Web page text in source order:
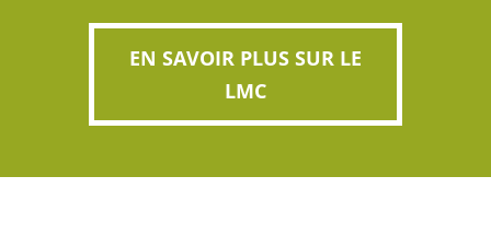
EN SAVOIR PLUS SUR LE
LMC